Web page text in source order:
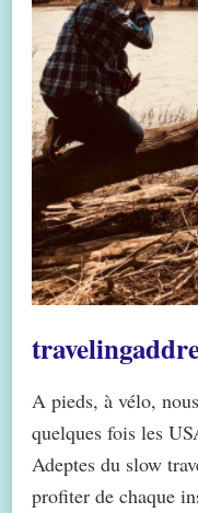
A pieds, à vélo,
quelques fois les
Adeptes du slow
profiter de chaque